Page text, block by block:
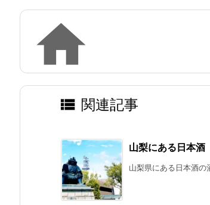

 関連記事
山梨にある日本酒
山梨県にある日本酒の